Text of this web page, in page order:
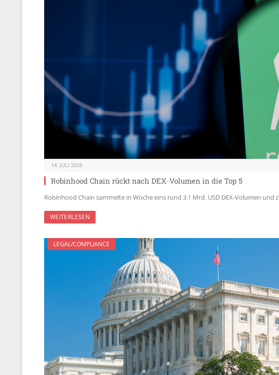
14. JULI 2026
Robinhood Chain rückt nach DEX-Volumen in die Top 5
Robinhood Chain sammelte in Woche eins rund 3.1 Mrd. USD DEX-Volumen
WEITERLESEN
LEGAL/COMPLIANCE